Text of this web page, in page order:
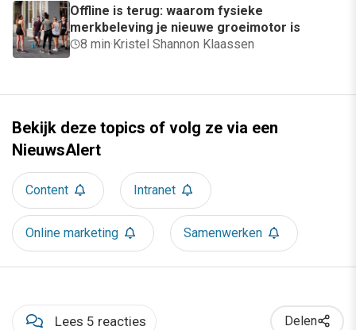
Offline is terug: waarom fysieke
merkbeleving je nieuwe groeimotor is
8 min·Kristel Shannon Klaassen
Bekijk deze topics of volg ze via een
NieuwsAlert
Content Intranet
Online marketing Samenwerken
Lees 5 reacties Delen